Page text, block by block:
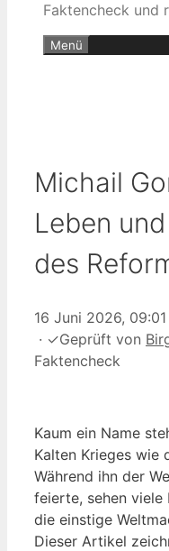
Faktencheck und
Menü
Michail
Leben
des
16 Juni 2026, 09:01
· ✓Geprüft von
Faktencheck
Kaum ein Name
Kalten Krieges wie
Während ihn der
feierte, sehen viele
die einstige
Dieser Artikel